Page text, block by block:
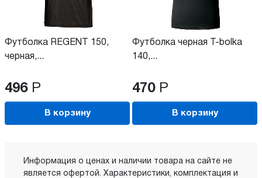
Футболка REGENT 150,
черная,...
496 Р
В корзину
Футболка черная T-bolka
140,...
470 Р
В корзину
Информация о ценах и наличии товара на сайте не
является офертой. Характеристики, комплектация и